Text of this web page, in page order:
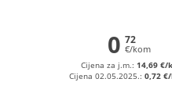
0 72
€/kom
Cijena za j.m.: 14,69 €/
Cijena 02.05.2025.:0,72